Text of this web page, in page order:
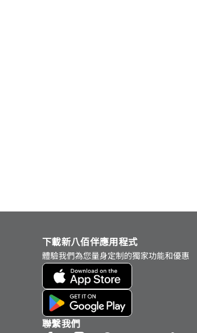
下載新八佰伴應用程式
體驗我們為您量身定制的獨家功能和優惠
聯繫我們